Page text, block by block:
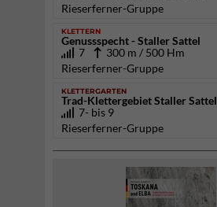
Rieserferner-Gruppe
KLETTERN
Genussspecht - Staller Sattel
7
300 m / 500 Hm
Rieserferner-Gruppe
KLETTERGARTEN
Trad-Klettergebiet Staller Sattel
7- bis 9
Rieserferner-Gruppe